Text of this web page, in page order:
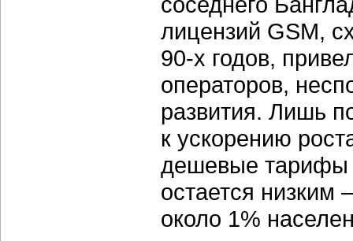
лицензий GSM,
90-х годов,
операторов,
развития. Лишь
к ускорению
дешевые тарифы
остается низким
около 1%